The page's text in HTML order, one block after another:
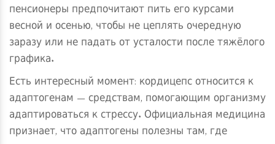
пенсионеры предпочитают пить его курсами
весной и осенью, чтобы не цеплять очередную
заразу или не падать от усталости после тяжёлого
графика.
Есть интересный момент: кордицепс относится к
адаптогенам — средствам, помогающим организму
адаптироваться к стрессу. Официальная медицина
признает, что адаптогены полезны там, где